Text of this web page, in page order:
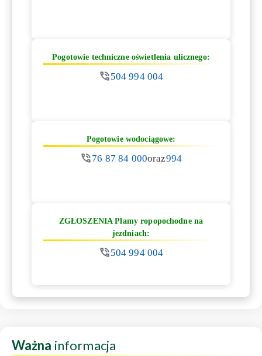
Pogotowie techniczne oświetlenia ulicznego:
504 994 004
Pogotowie wodociągowe:
76 87 84 000oraz994
ZGŁOSZENIA Plamy ropopochodne na
jezdniach:
504 994 004
Ważna informacja